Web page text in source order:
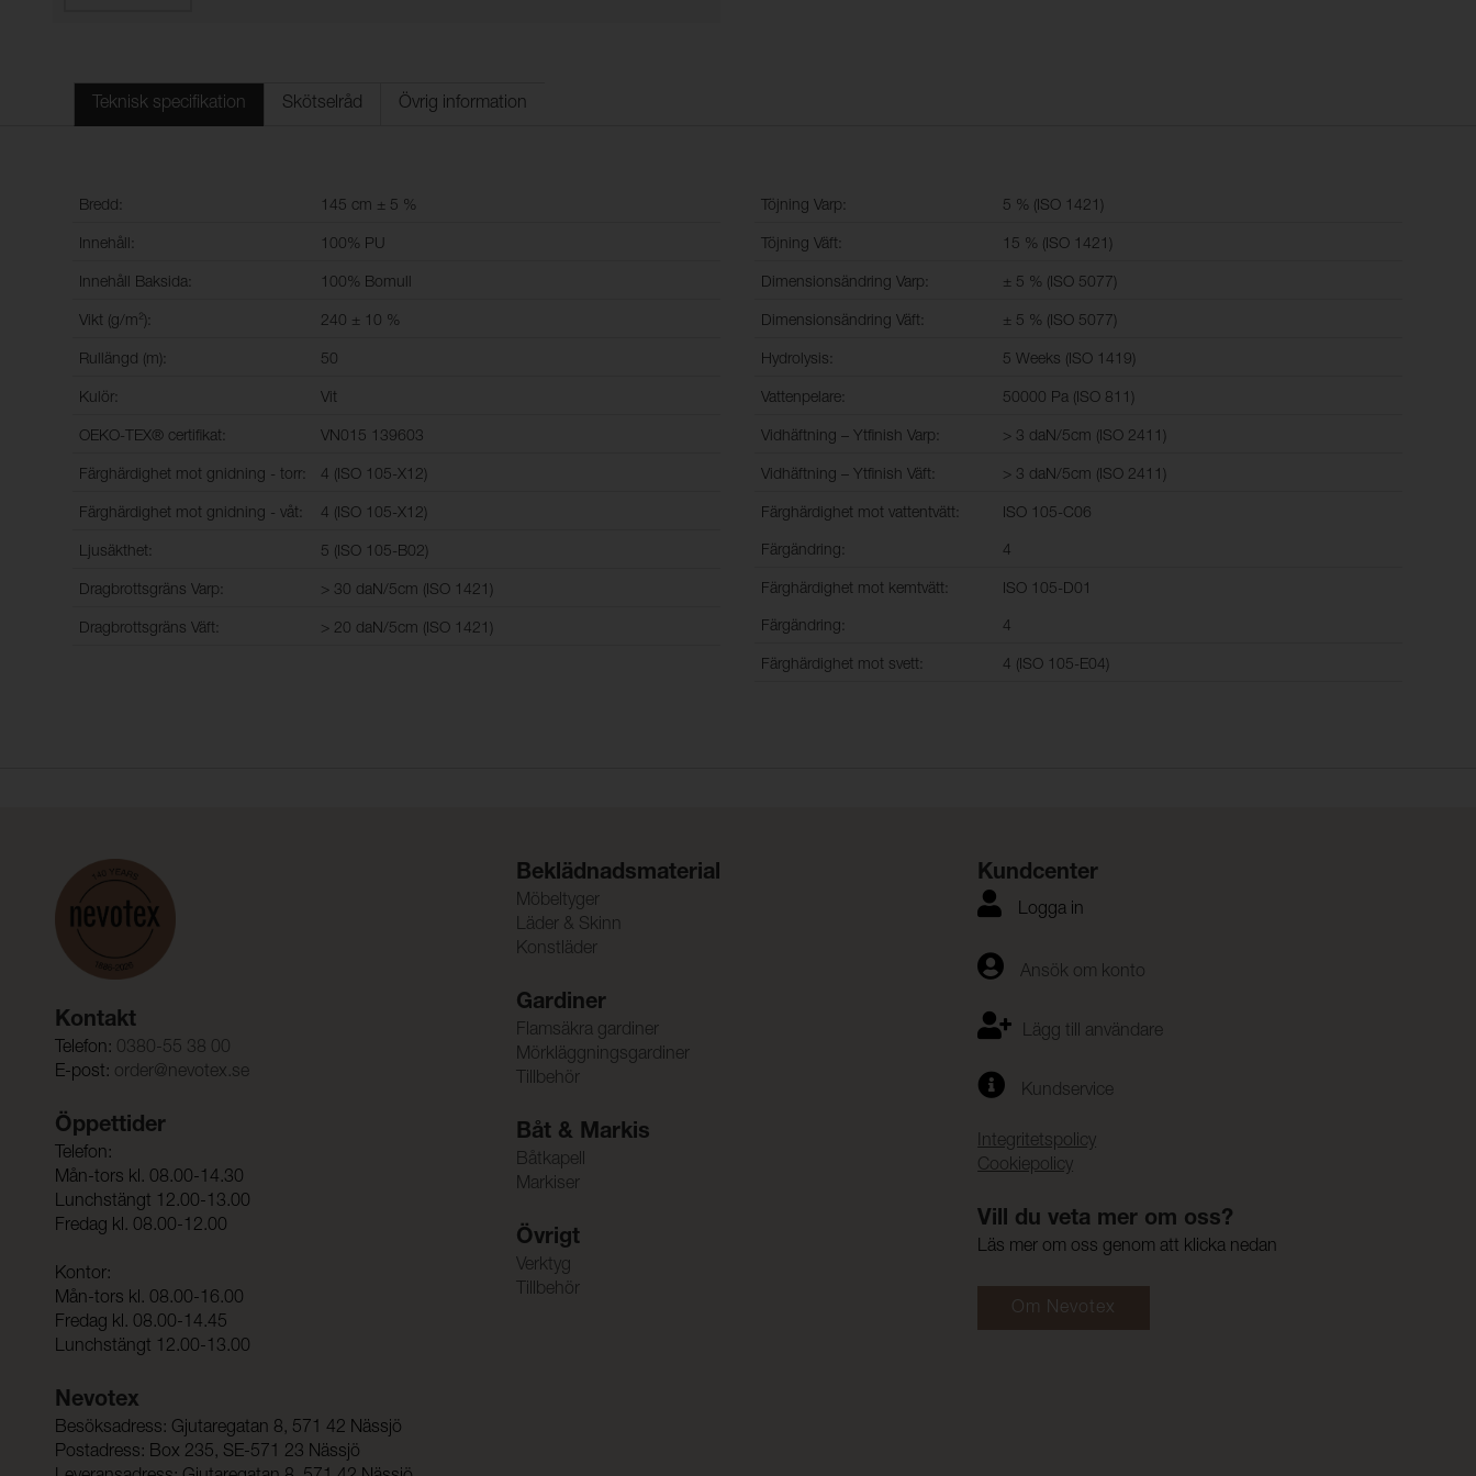
Teknisk specifikation Skötselråd Övrig information
Bredd: 145 cm ± 5 %
Innehåll: 100% PU
Innehåll Baksida: 100% Bomull
Vikt (g/m²): 240 ± 10 %
Rullängd (m): 50
Kulör: Vit
OEKO-TEX® certifikat: VN015 139603
Färghärdighet mot gnidning - torr: 4 (ISO 105-X12)
Färghärdighet mot gnidning - våt: 4 (ISO 105-X12)
Ljusäkthet: 5 (ISO 105-B02)
Dragbrottsgräns Varp: > 30 daN/5cm (ISO 1421)
Dragbrottsgräns Väft: > 20 daN/5cm (ISO 1421)
Töjning Varp: 5 % (ISO 1421)
Töjning Väft: 15 % (ISO 1421)
Dimensionsändring Varp: ± 5 % (ISO 5077)
Dimensionsändring Väft: ± 5 % (ISO 5077)
Hydrolysis: 5 Weeks (ISO 1419)
Vattenpelare: 50000 Pa (ISO 811)
Vidhäftning – Ytfinish Varp: > 3 daN/5cm (ISO 2411)
Vidhäftning – Ytfinish Väft: > 3 daN/5cm (ISO 2411)
Färghärdighet mot vattentvätt: ISO 105-C06
Färgändring: 4
Färghärdighet mot kemtvätt: ISO 105-D01
Färgändring: 4
Färghärdighet mot svett: 4 (ISO 105-E04)
Kontakt
Telefon: 0380-55 38 00
E-post: order@nevotex.se
Öppettider
Telefon:
Mån-tors kl. 08.00-14.30
Lunchstängt 12.00-13.00
Fredag kl. 08.00-12.00
Kontor:
Mån-tors kl. 08.00-16.00
Fredag kl. 08.00-14.45
Lunchstängt 12.00-13.00
Nevotex
Besöksadress: Gjutaregatan 8, 571 42 Nässjö
Postadress: Box 235, SE-571 23 Nässjö
Beklädnadsmaterial
Möbeltyger
Läder & Skinn
Konstläder
Gardiner
Flamsäkra gardiner
Mörkläggningsgardiner
Tillbehör
Båt & Markis
Båtkapell
Markiser
Övrigt
Verktyg
Tillbehör
Kundcenter
Logga in
Ansök om konto
Lägg till användare
Kundservice
Integritetspolicy
Cookiepolicy
Vill du veta mer om oss?
Läs mer om oss genom att klicka nedan
Om Nevotex